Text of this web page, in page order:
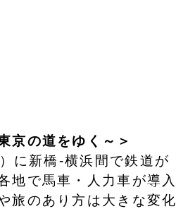
京の道をゆく～＞
に新橋-横浜間で鉄道が
地で馬車・人力車が導入
旅のあり方は大きな変化